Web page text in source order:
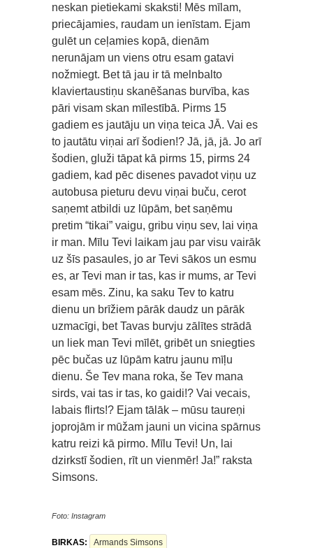
neskan pietiekami skaksti! Mēs mīlam,
priecājamies, raudam un ienīstam. Ejam
gulēt un ceļamies kopā, dienām
nerunājam un viens otru esam gatavi
nožmiegt. Bet tā jau ir tā melnbalto
klaviertaustiņu skanēšanas burvība, kas
pāri visam skan mīlestībā. Pirms 15
gadiem es jautāju un viņa teica JĀ. Vai es
to jautātu viņai arī šodien!? Jā, jā, jā. Jo arī
šodien, gluži tāpat kā pirms 15, pirms 24
gadiem, kad pēc disenes pavadot viņu uz
autobusa pieturu devu viņai buču, cerot
saņemt atbildi uz lūpām, bet saņēmu
pretim “tikai” vaigu, gribu viņu sev, lai viņa
ir man. Mīlu Tevi laikam jau par visu vairāk
uz šīs pasaules, jo ar Tevi sākos un esmu
es, ar Tevi man ir tas, kas ir mums, ar Tevi
esam mēs. Zinu, ka saku Tev to katru
dienu un brīžiem pārāk daudz un pārāk
uzmacīgi, bet Tavas burvju zālītes strādā
un liek man Tevi mīlēt, gribēt un sniegties
pēc bučas uz lūpām katru jaunu mīļu
dienu. Še Tev mana roka, še Tev mana
sirds, vai tas ir tas, ko gaidi!? Vai vecais,
labais flirts!? Ejam tālāk – mūsu taureņi
joprojām ir mūžam jauni un vicina spārnus
katru reizi kā pirmo. Mīlu Tevi! Un, lai
dzirkstī šodien, rīt un vienmēr! Ja!” raksta
Simsons.
Foto: Instagram
BIRKAS: Armands Simsons